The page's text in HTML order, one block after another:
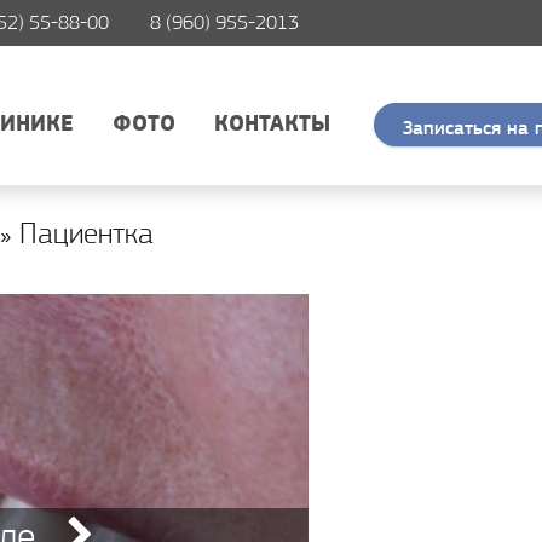
55-88-00 8 (960) 955-2013
ФОТО КОНТАКТЫ Записаться на
Пациентка